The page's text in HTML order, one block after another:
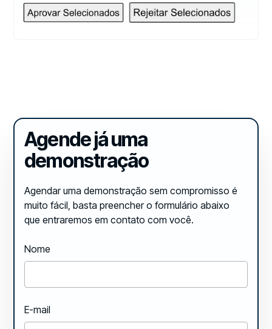
Agende já uma
demonstração
Agendar uma demonstração sem compromisso é
muito fácil, basta preencher o formulário abaixo
que entraremos em contato com você.
Nome
E-mail